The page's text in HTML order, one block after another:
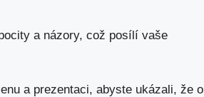
a názory, což​ posílí vaše
a prezentaci, abyste ‌ukázali, že o